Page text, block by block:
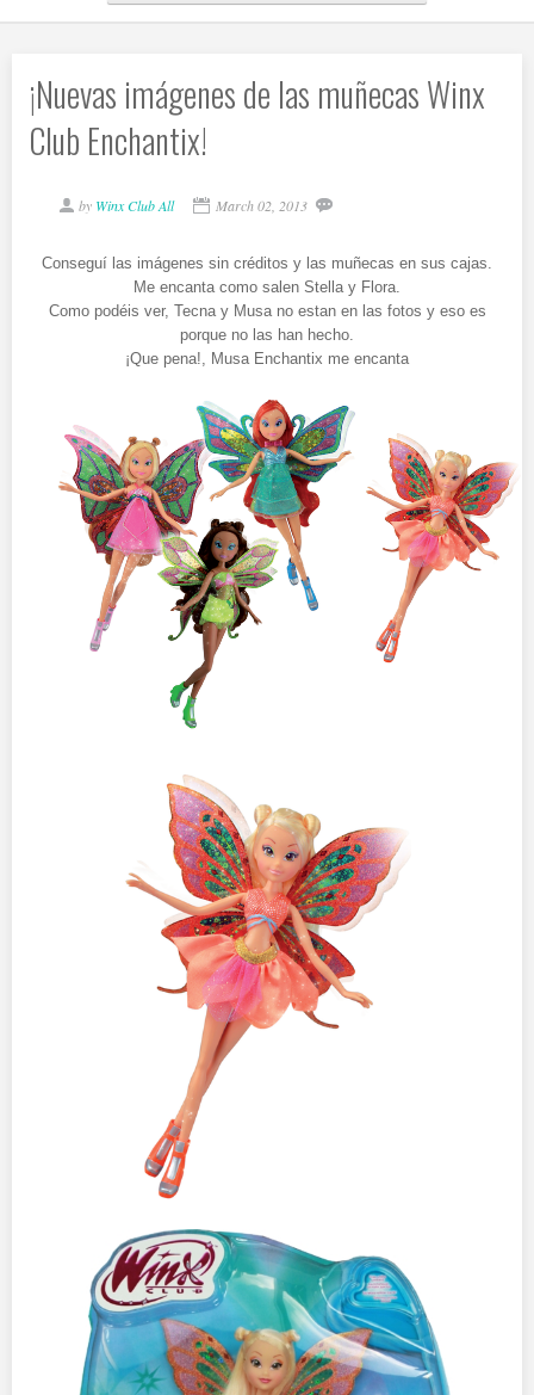
¡Nuevas imágenes de las muñecas Winx
Club Enchantix!
by Winx Club All March 02, 2013
Conseguí las imágenes sin créditos y las muñecas en sus cajas.
Me encanta como salen Stella y Flora.
Como podéis ver, Tecna y Musa no estan en las fotos y eso es
porque no las han hecho.
¡Que pena!, Musa Enchantix me encanta